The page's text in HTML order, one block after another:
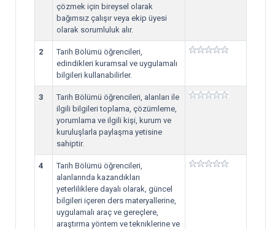
çözmek için bireysel olarak
bağımsız çalışır veya ekip üyesi
olarak sorumluluk alır.
2
Tarih Bölümü öğrencileri,
edindikleri kuramsal ve uygulamalı
bilgileri kullanabilirler.
3
Tarih Bölümü öğrencileri, alanları ile
ilgili bilgileri toplama, çözümleme,
yorumlama ve ilgili kişi, kurum ve
kuruluşlarla paylaşma yetisine
sahiptir.
4
Tarih Bölümü öğrencileri,
alanlarında kazandıkları
yeterliliklere dayalı olarak, güncel
bilgileri içeren ders materyallerine,
uygulamalı araç ve gereçlere,
araştırma yöntem ve tekniklerine ve